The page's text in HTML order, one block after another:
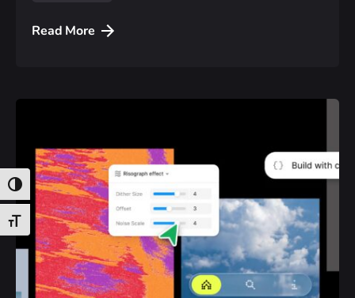
Attiva/disattiva alto contrasto
Attiva/disattiva dimensione testo
Read More